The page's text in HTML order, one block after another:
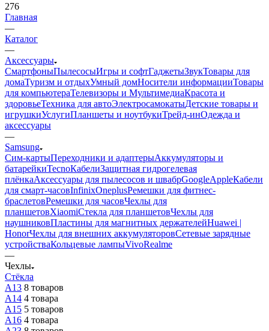
276
Главная
—
Каталог
—
Аксессуары
СмартфоныПылесосыИгры и софтГаджетыЗвукТовары для
домаТуризм и отдыхУмный домНосители информацииТовары
для компьютераТелевизоры и МультимедиаКрасота и
здоровьеТехника для автоЭлектросамокатыДетские товары и
игрушкиУслугиПланшеты и ноутбукиТрейд-инОдежда и
аксессуары
—
Samsung
Сим-картыПереходники и адаптерыАккумуляторы и
батарейкиTecnoКабелиЗащитная гидрогелевая
плёнкаАксессуары для пылесосов и швабрGoogleAppleКабели
для смарт-часовInfinixOneplusРемешки для фитнес-
браслетовРемешки для часовЧехлы для
планшетовXiaomiСтекла для планшетовЧехлы для
наушниковПластины для магнитных держателейHuawei |
HonorЧехлы для внешних аккумуляторовСетевые зарядные
устройстваКольцевые лампыVivoRealme
—
Чехлы
Стёкла
A13 8 товаров
A14 4 товара
A15 5 товаров
A16 4 товара